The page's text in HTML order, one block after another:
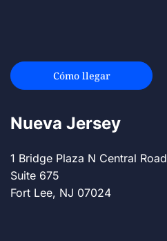
Cómo llegar
Nueva Jersey
1 Bridge Plaza N Central Road
Suite 675
Fort Lee, NJ 07024